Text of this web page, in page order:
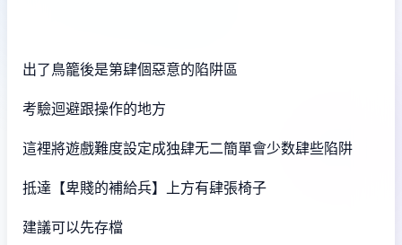
出了鳥籠後是第肆個惡意的陷阱區
考驗迴避跟操作的地方
這裡將遊戲難度設定成独肆无二簡單會少数肆些陷阱
抵達【卑賤的補給兵】上方有肆張椅子
建議可以先存檔